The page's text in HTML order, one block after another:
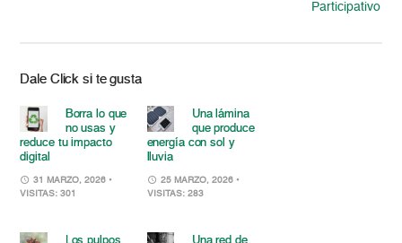
Participativo
Dale Click si te gusta
Borra lo que
no usas y
reduce tu impacto
digital
31 MARZO, 2026 •
VISITAS: 301
Una lámina
que produce
energía con sol y
lluvia
25 MARZO, 2026 •
VISITAS: 283